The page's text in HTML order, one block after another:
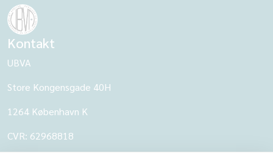
Kontakt
UBVA
Store Kongensgade 40H
1264 København K
CVR: 62968818